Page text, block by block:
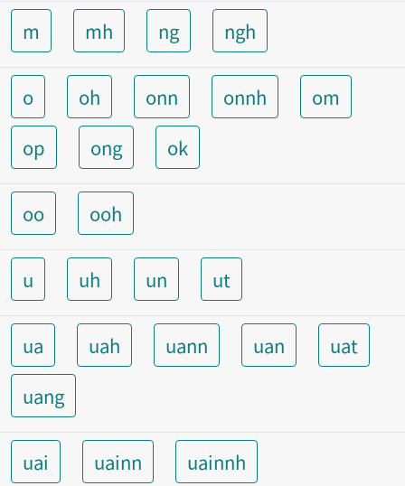
m mh ng ngh
o oh onn onnh
om
op
ong ok
oo ooh
u uh un ut
ua uah uann uan
uat
uang
uai uainn uainnh